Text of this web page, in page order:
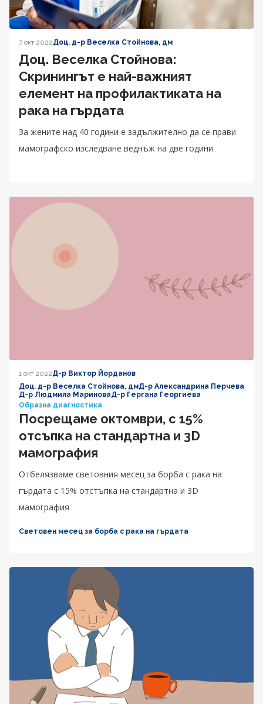
7 окт 2022Доц. д-р Веселка Стойнова, дм
Доц. Веселка Стойнова:
Скринингът е най-важният
елемент на профилактиката на
рака на гърдата
За жените над 40 години е задължително да се прави
мамографско изследване веднъж на две години
1 окт 2022Д-р Виктор Йорданов
Доц. д-р Веселка Стойнова, дмД-р Александрина Перчева
Д-р Людмила МариноваД-р Гергана Георгиева
Образна диагностика
Посрещаме октомври, с 15%
отсъпка на стандартна и 3D
мамография
Отбелязваме световния месец за борба с рака на
гърдата с 15% отстъпка на стандартна и 3D
мамография
Световен месец за борба с рака на гърдата